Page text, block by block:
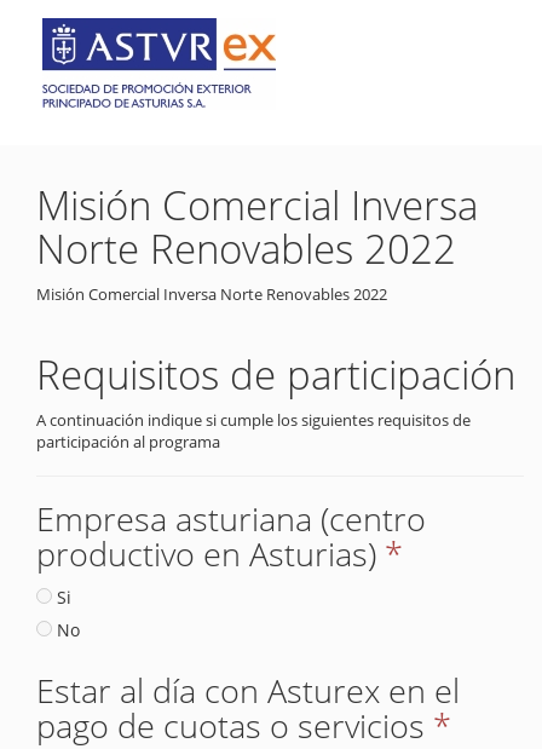
Misión Comercial Inversa
Norte Renovables 2022
Misión Comercial Inversa Norte Renovables 2022
Requisitos de participación
A continuación indique si cumple los siguientes requisitos de
participación al programa
Empresa asturiana (centro
productivo en Asturias) *
Si
No
Estar al día con Asturex en el
pago de cuotas o servicios *